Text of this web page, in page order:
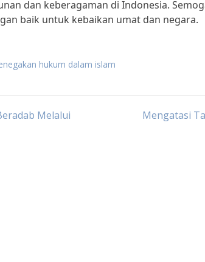
dan keberagaman di Indonesia.
baik untuk kebaikan umat dan negara.
hukum dalam islam
Melalui
Mengatasi